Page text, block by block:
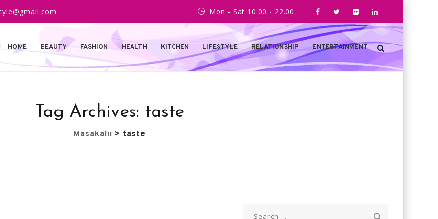
Mon - Sat 10.00 - 22.00
HOME BEAUTY FASHION HEALTH KITCHEN LIFESTYLE RELATIONSHIP ENTERTAINMENT
Tag Archives: taste
Masakalii > taste